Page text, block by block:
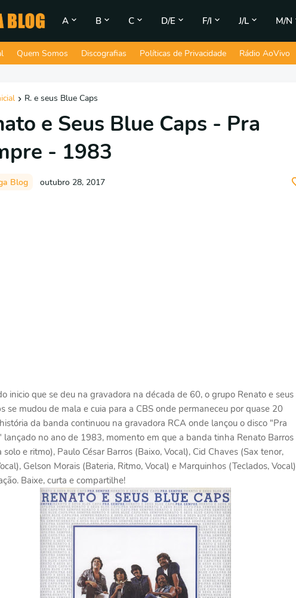
A B C D/E F/I J/L M/N
Quem Somos Discografias Políticas de Privacidade Rádio AoVivo
R. e seus Blue Caps
e Seus Blue Caps - Pra
- 1983
Blog outubro 28, 2017
inicio que se deu na gravadora na década de 60, o grupo Renato e seus
se mudou de mala e cuia para a CBS onde permaneceu por quase 20
da banda continuou na gravadora RCA onde lançou o disco "Pra
lançado no ano de 1983, momento em que a banda tinha Renato Barros
solo e ritmo), Paulo César Barros (Baixo, Vocal), Cid Chaves (Sax tenor,
Gelson Morais (Bateria, Ritmo, Vocal) e Marquinhos (Teclados, Vocal)
Baixe, curta e compartilhe!